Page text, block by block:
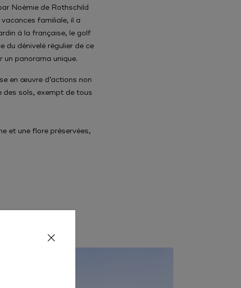
Noémie de Rothschild
familiale, il a
à la française, le golf
du dénivelé régulier de ce
panorama unique.
en œuvre d’actions non
des sols, exempt de tous
et une flore préservées,